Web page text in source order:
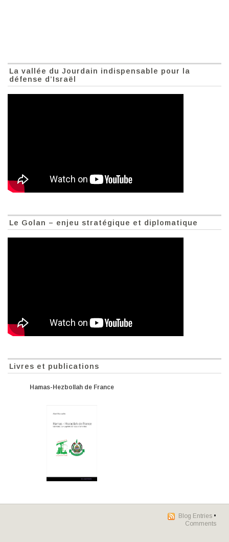
La vallée du Jourdain indispensable pour la
défense d’Israël
Le Golan – enjeu stratégique et diplomatique
Livres et publications
Hamas-Hezbollah de France
Blog Entries •
Comments